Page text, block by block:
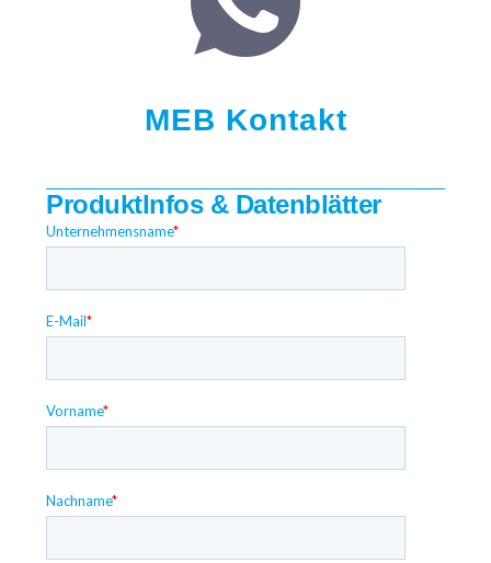
MEB Kontakt
ProduktInfos & Datenblätter